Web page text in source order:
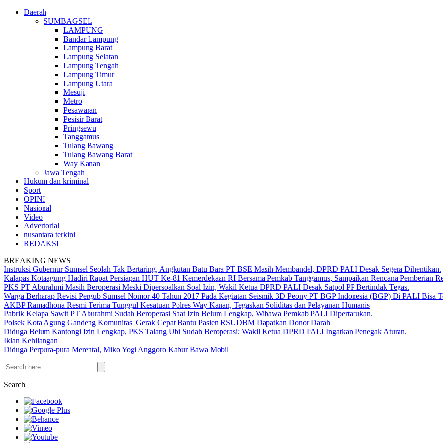
Daerah
SUMBAGSEL
LAMPUNG
Bandar Lampung
Lampung Barat
Lampung Selatan
Lampung Tengah
Lampung Timur
Lampung Utara
Mesuji
Metro
Pesawaran
Pesisir Barat
Pringsewu
Tanggamus
Tulang Bawang
Tulang Bawang Barat
Way Kanan
Jawa Tengah
Hukum dan kriminal
Sport
OPINI
Nasional
Video
Advertorial
nusantara terkini
REDAKSI
BREAKING NEWS
Instruksi Gubernur Sumsel Seolah Tak Bertaring, Angkutan Batu Bara PT BSE Masih Membandel, DPRD PALI Desak Segera Dihentikan.
Kalapas Kotaagung Hadiri Rapat Persiapan HUT Ke-81 Kemerdekaan RI Bersama Pemkab Tanggamus, Sampaikan Rencana Pemberian
PKS PT Aburahmi Masih Beroperasi Meski Dipersoalkan Soal Izin, Wakil Ketua DPRD PALI Desak Satpol PP Bertindak Tegas.
Warga Berharap Revisi Pergub Sumsel Nomor 40 Tahun 2017 Pada Kegiatan Seismik 3D Peony PT BGP Indonesia (BGP) Di PALI Bisa
AKBP Ramadhona Resmi Terima Tunggul Kesatuan Polres Way Kanan, Tegaskan Soliditas dan Pelayanan Humanis
Pabrik Kelapa Sawit PT Aburahmi Sudah Beroperasi Saat Izin Belum Lengkap, Wibawa Pemkab PALI Dipertarukan.
Polsek Kota Agung Gandeng Komunitas, Gerak Cepat Bantu Pasien RSUDBM Dapatkan Donor Darah
Diduga Belum Kantongi Izin Lengkap, PKS Talang Ubi Sudah Beroperasi; Wakil Ketua DPRD PALI Ingatkan Penegak Aturan.
Iklan Kehilangan
Diduga Perpura-pura Merental, Miko Yogi Anggoro Kabur Bawa Mobil
Search